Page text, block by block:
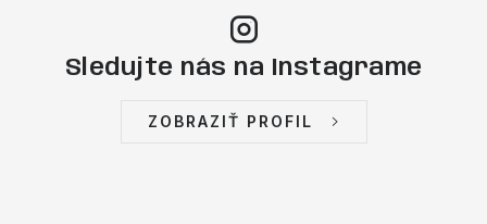
Sledujte nás na Instagrame
ZOBRAZIŤ PROFIL